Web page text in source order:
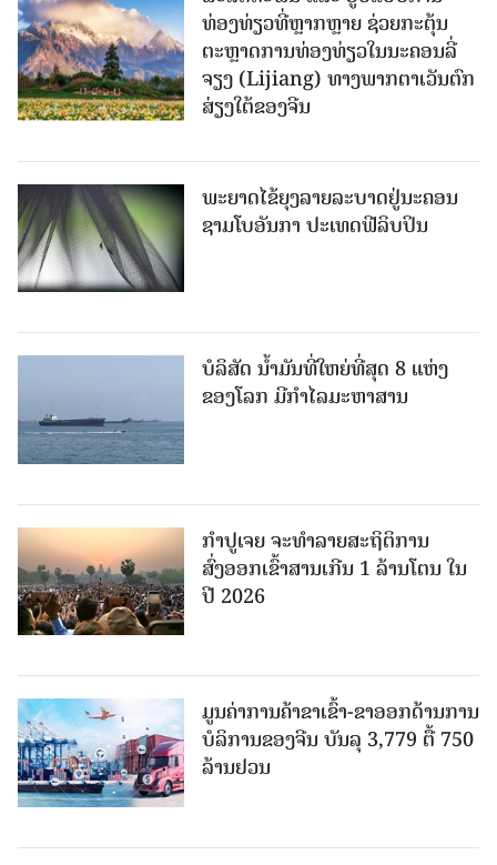
ທ່ອງທ່ຽວທີ່ຫຼາກຫຼາຍ ຊ່ວຍກະຕຸ້ນ
ຕະຫຼາດການທ່ອງທ່ຽວໃນນະຄອນລີ່
ຈຽງ (Lijiang) ທາງພາກຕາເວັນຕົກ
ສ່ຽງໃຕ້ຂອງຈີນ
ພະຍາດໄຂ້ຍຸງລາຍລະບາດຢູ່ນະຄອນ
ຊາມໂບ​ອັນກາ ປະເທດຟີລິບປິນ
ບໍລິສັດ ນ້ຳມັນທີ່ໃຫຍ່ທີ່ສຸດ 8 ແຫ່ງ
ຂອງໂລກ ມີກຳໄລມະຫາສານ
ກຳປູເຈຍ ຈະທຳລາຍສະຖິຕິການ
ສົ່ງອອກເຂົ້າສານເກີນ 1 ລ້ານໂຕນ ໃນ
ປີ 2026
ມູນຄ່າການຄ້າຂາເຂົ້າ-ຂາອອກດ້ານການ
ບໍລິການຂອງຈີນ ບັນລຸ 3,779 ຕື້ 750
ລ້ານຢວນ